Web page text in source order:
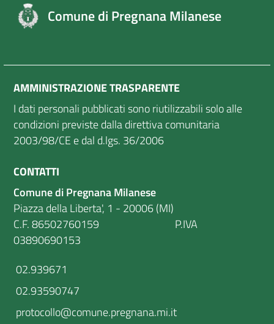
Comune di Pregnana Milanese
AMMINISTRAZIONE TRASPARENTE
I dati personali pubblicati sono riutilizzabili solo alle
condizioni previste dalla direttiva comunitaria
2003/98/CE e dal d.lgs. 36/2006
CONTATTI
Comune di Pregnana Milanese
Piazza della Liberta', 1 - 20006 (MI)
C.F. 86502760159 P.IVA
03890690153
02.939671
02.93590747
protocollo@comune.pregnana.mi.it